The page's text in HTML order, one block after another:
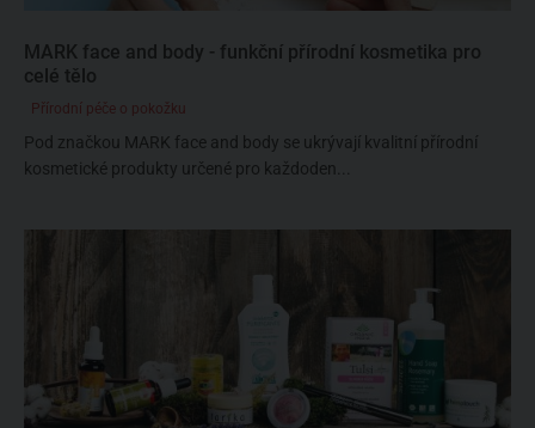
MARK face and body - funkční přírodní kosmetika pro
celé tělo
Přírodní péče o pokožku
Pod značkou MARK face and body se ukrývají kvalitní přírodní
kosmetické produkty určené pro každoden...